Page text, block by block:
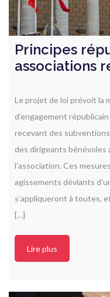
Principes
associations
Le projet de loi prévoit la
d’engagement
recevant des
des dirigeants bénévoles
l’association. Ces
agissements déviants
s’appliqueront à toutes,
[…]
Lire plus